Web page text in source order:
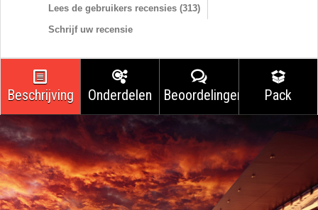
Lees de gebruikers recensies (313)
Schrijf uw recensie
Beschrijving Onderdelen Beoordelingen Pack